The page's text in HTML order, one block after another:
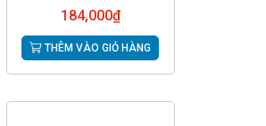
184,000₫
THÊM VÀO GIỎ HÀNG